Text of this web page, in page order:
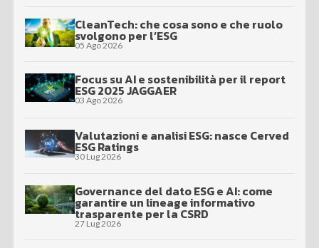
CleanTech: che cosa sono e che ruolo
svolgono per l’ESG
05 Ago 2026
Focus su AI e sostenibilità per il report
ESG 2025 JAGGAER
03 Ago 2026
Valutazioni e analisi ESG: nasce Cerved
ESG Ratings
30 Lug 2026
Governance del dato ESG e AI: come
garantire un lineage informativo
trasparente per la CSRD
27 Lug 2026